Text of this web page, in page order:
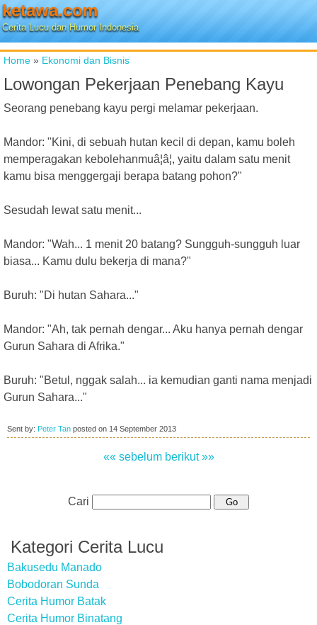
ketawa.com
Cerita Lucu dan Humor Indonesia
Home » Ekonomi dan Bisnis
Lowongan Pekerjaan Penebang Kayu
Seorang penebang kayu pergi melamar pekerjaan.
Mandor: "Kini, di sebuah hutan kecil di depan, kamu boleh
memperagakan kebolehanmuâ¦â¦, yaitu dalam satu menit
kamu bisa menggergaji berapa batang pohon?"
Sesudah lewat satu menit...
Mandor: "Wah... 1 menit 20 batang? Sungguh-sungguh luar
biasa... Kamu dulu bekerja di mana?"
Buruh: "Di hutan Sahara..."
Mandor: "Ah, tak pernah dengar... Aku hanya pernah dengar
Gurun Sahara di Afrika."
Buruh: "Betul, nggak salah... ia kemudian ganti nama menjadi
Gurun Sahara..."
Sent by: Peter Tan posted on 14 September 2013
«« sebelum berikut »»
Cari
Kategori Cerita Lucu
Bakusedu Manado
Bobodoran Sunda
Cerita Humor Batak
Cerita Humor Binatang